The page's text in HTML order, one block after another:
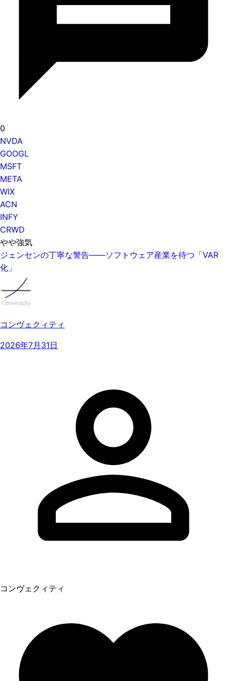
0
NVDA
GOOGL
MSFT
META
WIX
ACN
INFY
CRWD
やや強気
ジェンセンの丁寧な警告——ソフトウェア産業を待つ「VAR
化」
コンヴェクィティ
2026年7月31日
コンヴェクィティ